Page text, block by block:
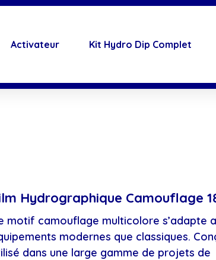
Activateur Kit Hydro Dip Complet
Hydrographique Camouflage
motif camouflage multicolore s’adapte
modernes que classiques.
dans une large gamme de projets de